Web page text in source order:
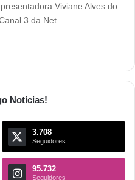
Viviane Alves do
3 da Net…
Notícias!
3.708
Seguidores
95.732
Seguidores